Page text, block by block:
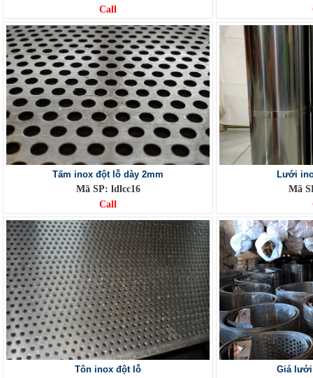
Call
Tấm inox đột lỗ dày 2mm
Mã SP: ldlcc16
Call
Lưới
Mã
Tôn inox đột lỗ Giá